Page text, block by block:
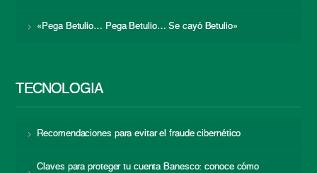
«Pega Betulio… Pega Betulio… Se cayó Betulio»
TECNOLOGÍA
Recomendaciones para evitar el fraude cibernético
Claves para proteger tu cuenta Banesco: conoce cómo